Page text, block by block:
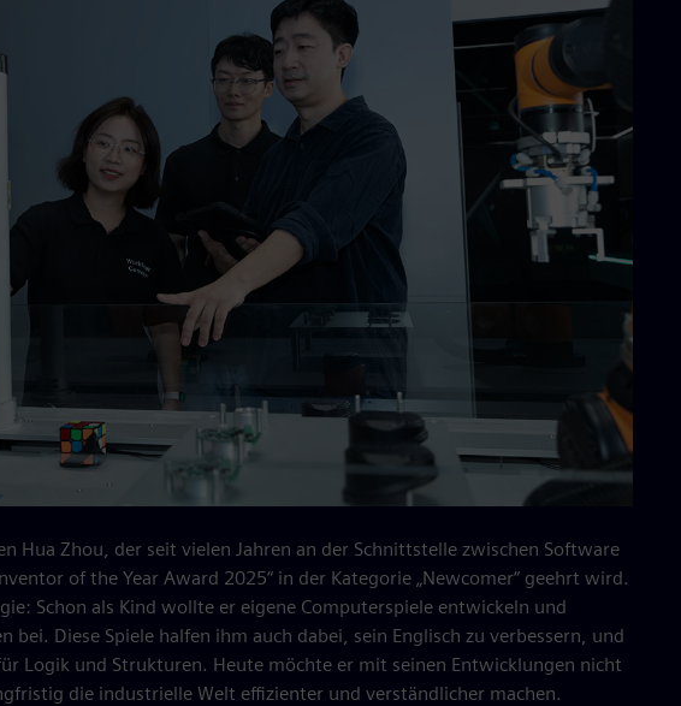
Hua Zhou, der seit vielen Jahren an der Schnittstelle zwischen Software
of the Year Award 2025“ in der Kategorie „Newcomer“ geehrt wird.
Schon als Kind wollte er eigene Computerspiele entwickeln und
bei. Diese Spiele halfen ihm auch dabei, sein Englisch zu verbessern, und
Logik und Strukturen. Heute möchte er mit seinen Entwicklungen nicht
die industrielle Welt effizienter und verständlicher machen.